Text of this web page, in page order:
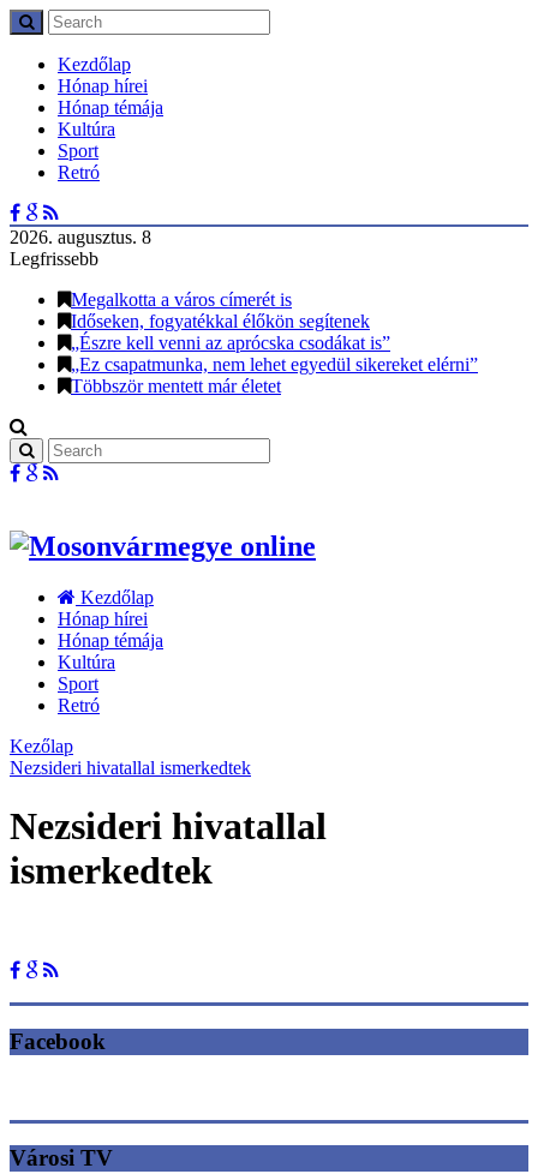
Kezdőlap
Hónap hírei
Hónap témája
Kultúra
Sport
Retró
2026. augusztus. 8
Legfrissebb
Megalkotta a város címerét is
Időseken, fogyatékkal élőkön segítenek
„Észre kell venni az aprócska csodákat is”
„Ez csapatmunka, nem lehet egyedül sikereket elérni”
Többször mentett már életet
Kezdőlap
Hónap hírei
Hónap témája
Kultúra
Sport
Retró
Kezőlap
Nezsideri hivatallal ismerkedtek
Nezsideri hivatallal
ismerkedtek
Facebook
Városi TV